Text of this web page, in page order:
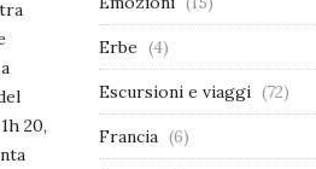
20,
Erbe (4)
Escursioni e viaggi (72)
Francia (6)